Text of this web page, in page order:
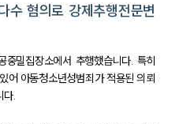
수 혐의로 강제추행전문변
밀집장소에서 추행했습니다. 특히
어 아동청소년성범죄가 적용된 의뢰
다.